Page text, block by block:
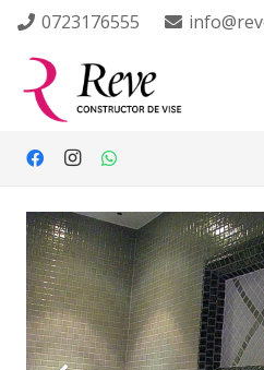
0723176555